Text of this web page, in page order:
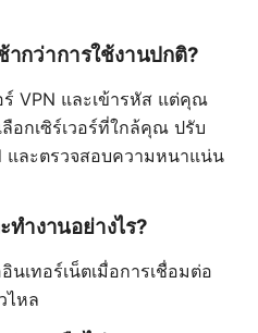
ากว่าการใช้งานปกติ?
ร์ VPN และเข้ารหัส แต่คุณ
อกเซิร์เวอร์ที่ใกล้คุณ ปรับ
และตรวจสอบความหนาแน่น
ทำงานอย่างไร?
เทอร์เน็ตเมื่อการเชื่อมต่อ
ไหล